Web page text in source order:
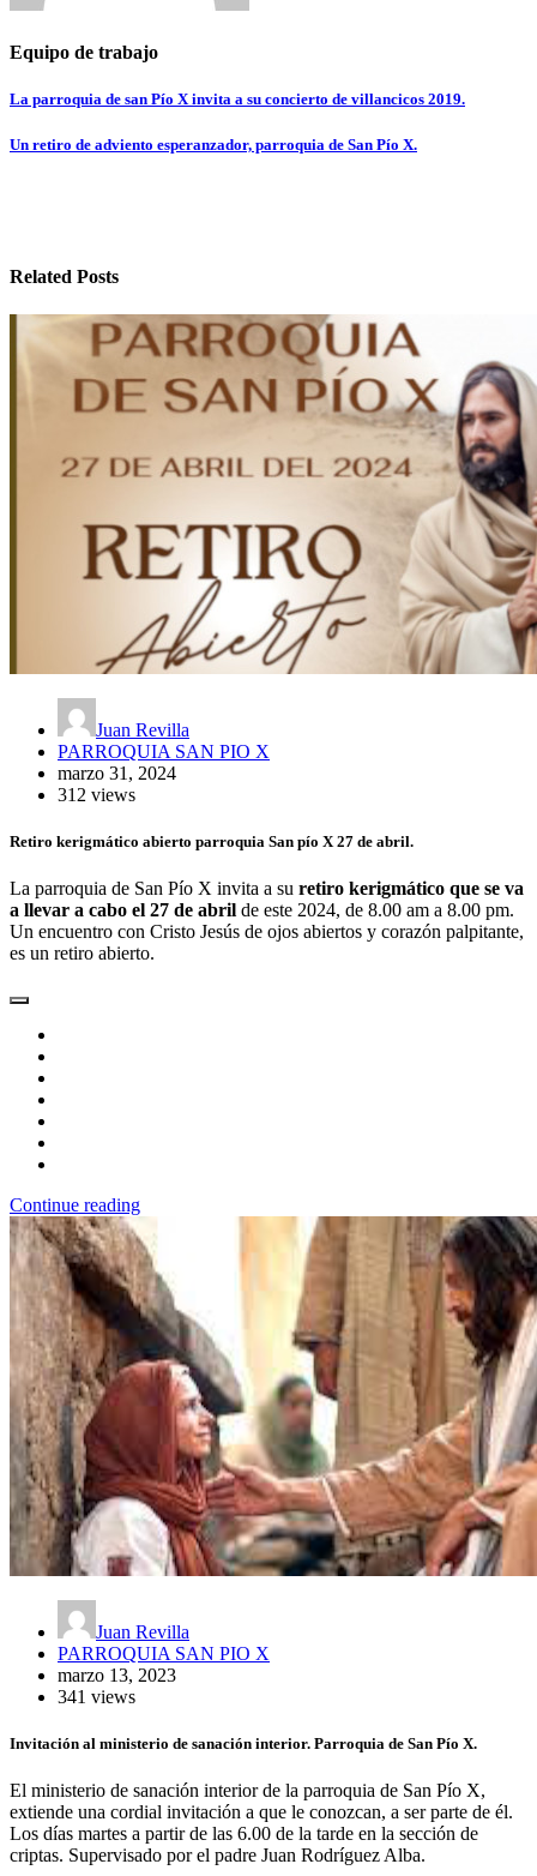
Equipo de trabajo
Navegación
de
La parroquia de san Pío X invita a su concierto de villancicos 2019.
Un retiro de adviento esperanzador, parroquia de San Pío X.
Related Posts
Juan Revilla
PARROQUIA SAN PIO X
marzo 31, 2024
312 views
Retiro kerigmático abierto parroquia San pío X 27 de abril.
La parroquia de San Pío X invita a su retiro kerigmático que se va
a llevar a cabo el 27 de abril de este 2024, de 8.00 am a 8.00 pm.
Un encuentro con Cristo Jesús de ojos abiertos y corazón palpitante,
es un retiro abierto.
Continue reading
Juan Revilla
PARROQUIA SAN PIO X
marzo 13, 2023
341 views
Invitación al ministerio de sanación interior. Parroquia de San Pío X.
El ministerio de sanación interior de la parroquia de San Pío X,
extiende una cordial invitación a que le conozcan, a ser parte de él.
Los días martes a partir de las 6.00 de la tarde en la sección de
criptas. Supervisado por el padre Juan Rodríguez Alba.